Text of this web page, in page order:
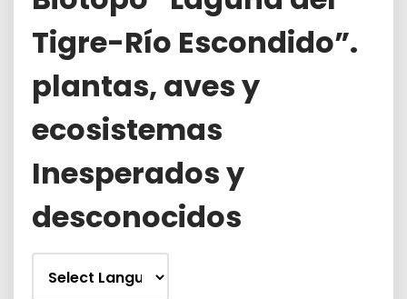
Tigre-Río Escondido”.
plantas, aves y
ecosistemas
Inesperados y
desconocidos